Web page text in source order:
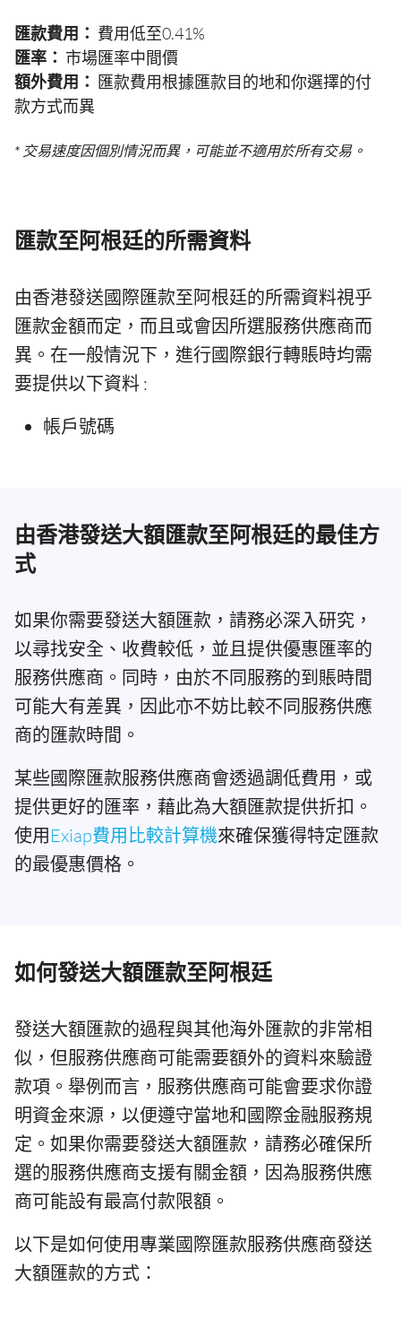
匯款費用： 費用低至0.41%
匯率： 市場匯率中間價
額外費用： 匯款費用根據匯款目的地和你選擇的付
款方式而異
* 交易速度因個別情況而異，可能並不適用於所有交易。
匯款至阿根廷的所需資料
由香港發送國際匯款至阿根廷的所需資料視乎
匯款金額而定，而且或會因所選服務供應商而
異。在一般情況下，進行國際銀行轉賬時均需
要提供以下資料 :
帳戶號碼
由香港發送大額匯款至阿根廷的最佳方
式
如果你需要發送大額匯款，請務必深入研究，
以尋找安全、收費較低，並且提供優惠匯率的
服務供應商。同時，由於不同服務的到賬時間
可能大有差異，因此亦不妨比較不同服務供應
商的匯款時間。
某些國際匯款服務供應商會透過調低費用，或
提供更好的匯率，藉此為大額匯款提供折扣。
使用 Exiap費用比較計算機來確保獲得特定匯款
的最優惠價格。
如何發送大額匯款至阿根廷
發送大額匯款的過程與其他海外匯款的非常相
似，但服務供應商可能需要額外的資料來驗證
款項。舉例而言，服務供應商可能會要求你證
明資金來源，以便遵守當地和國際金融服務規
定。如果你需要發送大額匯款，請務必確保所
選的服務供應商支援有關金額，因為服務供應
商可能設有最高付款限額。
以下是如何使用專業國際匯款服務供應商發送
大額匯款的方式：